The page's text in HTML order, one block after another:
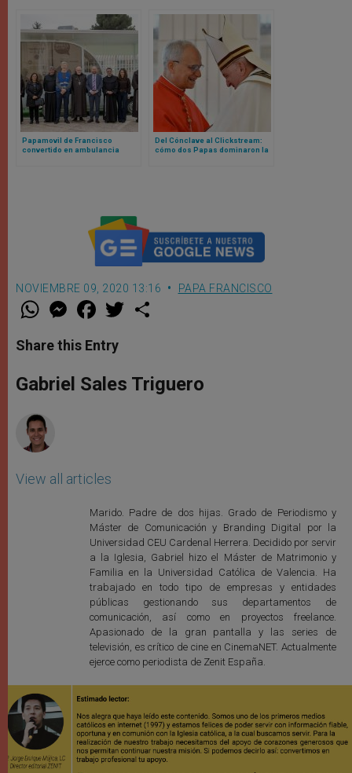
Papamovil de Francisco
convertido en ambulancia
Del Cónclave al Clickstream:
cómo dos Papas dominaron la
NOVIEMBRE 09, 2020 13:16 PAPA FRANCISCO
W
t
s
p
p
M
e
s
e
g
e
F
a
e
b
o
k
w
Share this Entry
Gabriel Sales Triguero
View all articles
Marido. Padre de dos hijas. Grado de Periodismo y
Máster de Comunicación y Branding Digital por la
Universidad CEU Cardenal Herrera. Decidido por servir
a la Iglesia, Gabriel hizo el Máster de Matrimonio y
Familia en la Universidad Católica de Valencia. Ha
trabajado en todo tipo de empresas y entidades
públicas gestionando sus departamentos de
comunicación, así como en proyectos freelance.
Apasionado de la gran pantalla y las series de
televisión, es crítico de cine en CinemaNET. Actualmente
ejerce como periodista de Zenit España.